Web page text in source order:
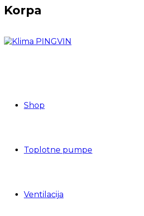
Korpa
Shop
Toplotne pumpe
Ventilacija